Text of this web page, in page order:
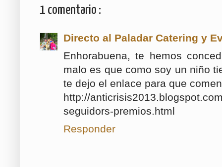
1 comentario :
Directo al Paladar Catering y
Enhorabuena, te hemos
malo es que como soy un niño
te dejo el enlace para que
http://
seguidors-premios.html
Responder